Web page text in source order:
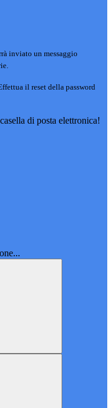
inviato un messaggio
il reset della password
di posta elettronica!